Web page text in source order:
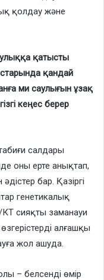
қолдау және
қатысты
қандай
ми саулығын ұзақ
кеңес берер
салдары
оны ерте анықтап,
бар. Қазіргі
генетикалық
сияқты заманауи
алғашқы
жол ашуда.
– белсенді өмір